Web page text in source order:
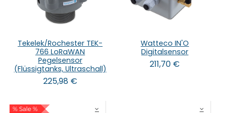
Tekelek/Rochester TEK-
766 LoRaWAN
Pegelsensor
(Flüssigtanks, Ultraschall)
225,98€
Watteco IN'O
Digitalsensor
211,70 €
% Sale %